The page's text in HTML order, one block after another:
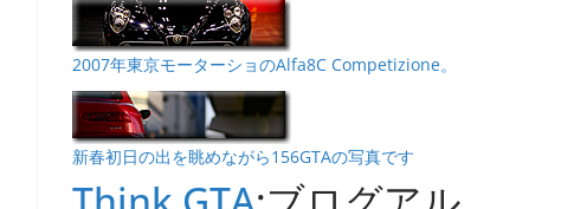
2007年東京モーターショのAlfa8C Competizione。
新春初日の出を眺めながら156GTAの写真です